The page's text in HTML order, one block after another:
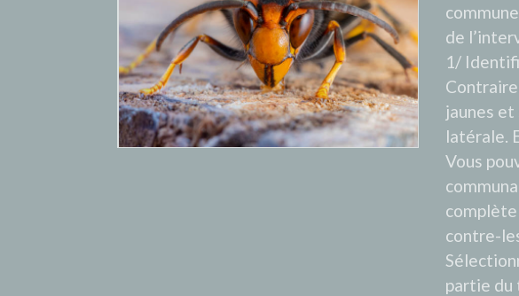
de
1/
jaunes
latérale.
Vous
contre-
partie